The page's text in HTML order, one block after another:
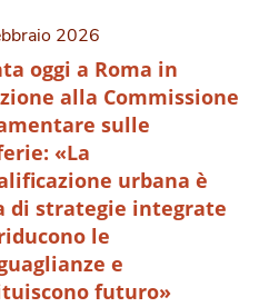
2026
oggi a Roma in
alla Commissione
sulle
«La
urbana è
di strategie integrate
le
e
futuro»